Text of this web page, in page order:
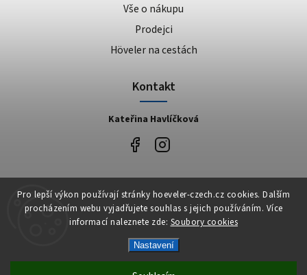
Pro lepší výkon používají stránky hoeveler-czech.cz cookies. Dalším
procházením webu vyjadřujete souhlas s jejich používáním. Více
informací naleznete zde: Soubory cookies
Nastavení
Vše o nákupu
Prodejci
Höveler na cestách
Kontakt
Kateřina Havlíčková
Facebook
Höveler Czech
VytvořilShoptet | Design